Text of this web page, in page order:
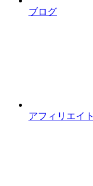
ブログ
アフィリエイト